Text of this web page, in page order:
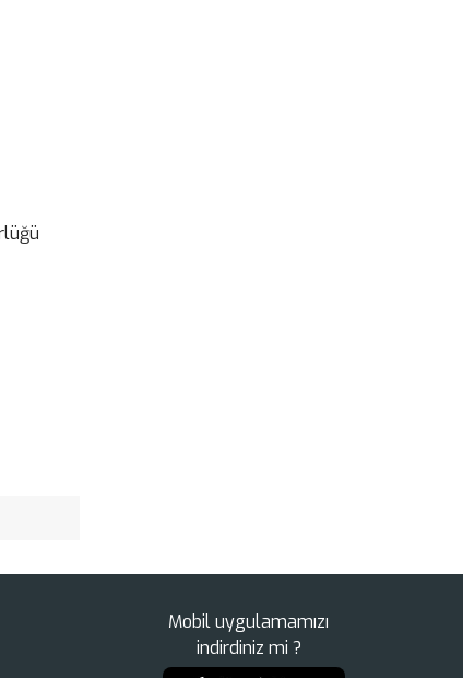
Mobil uygulamamızı
indirdiniz mi ?